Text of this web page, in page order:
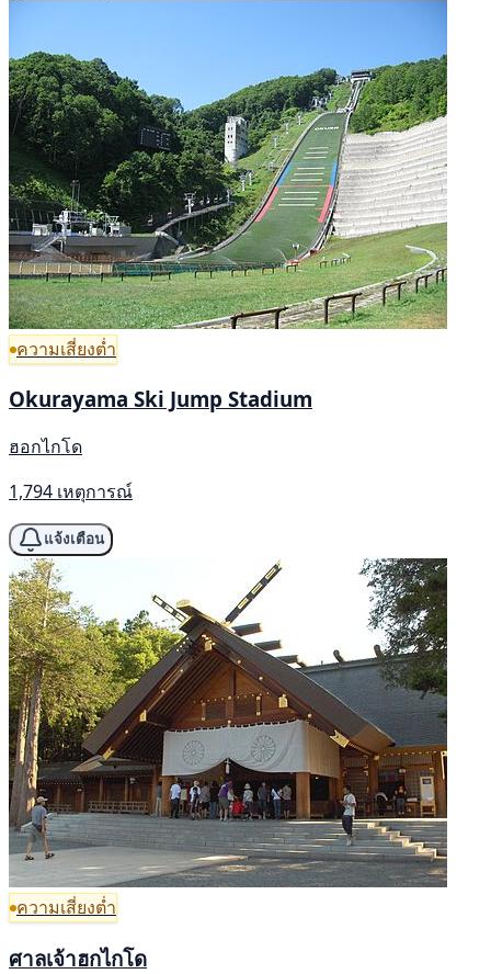
ความเสี่ยงต่ำ
Okurayama Ski Jump Stadium
ฮอกไกโด
1,794 เหตุการณ์
แจ้งเตือน
ความเสี่ยงต่ำ
ศาลเจ้าฮกไกโด